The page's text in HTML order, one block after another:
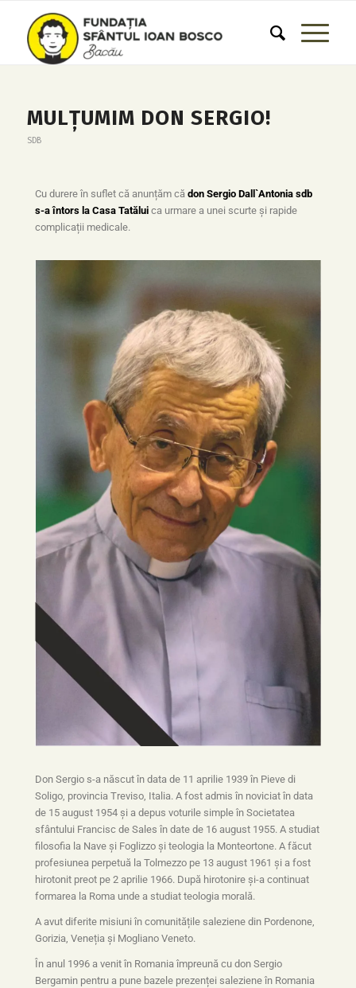
MULȚUMIM DON SERGIO!
SDB
Cu durere în suflet că anunțăm că don Sergio Dall`Antonia sdb
s-a întors la Casa Tatăluica urmare a unei scurte și rapide
complicații medicale.
Don Sergio s-a născut în data de 11 aprilie 1939 în Pieve di
Soligo, provincia Treviso, Italia. A fost admis în noviciat în data
de 15 august 1954 și a depus voturile simple în Societatea
sfântului Francisc de Sales în date de 16 august 1955. A studiat
filosofia la Nave și Foglizzo și teologia la Monteortone. A făcut
profesiunea perpetuă la Tolmezzo pe 13 august 1961 și a fost
hirotonit preot pe 2 aprilie 1966. După hirotonire și-a continuat
formarea la Roma unde a studiat teologia morală.
A avut diferite misiuni în comunitățile saleziene din Pordenone,
Gorizia, Veneția și Mogliano Veneto.
În anul 1996 a venit în Romania împreună cu don Sergio
Bergamin pentru a pune bazele prezenței saleziene în Romania